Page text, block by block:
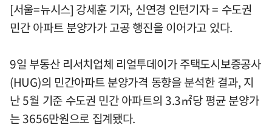
[서울=뉴시스] 강세훈 기자, 신연경 인턴기자 = 수도권
민간 아파트 분양가가 고공 행진을 이어가고 있다.
9일 부동산 리서치업체 리얼투데이가 주택도시보증공사
(HUG)의 민간아파트 분양가격 동향을 분석한 결과, 지
난 5월 기준 수도권 민간 아파트의 3.3㎡당 평균 분양가
는 3656만원으로 집계됐다.